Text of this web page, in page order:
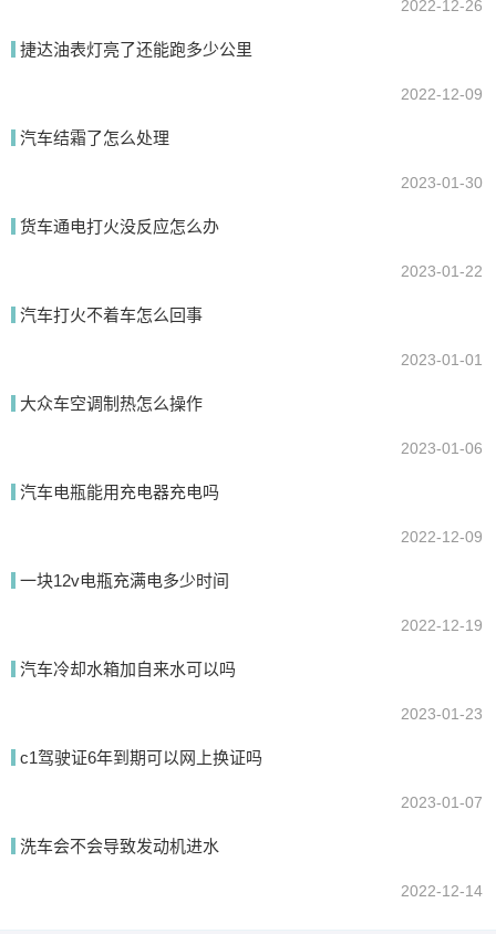
2022-12-26
捷达油表灯亮了还能跑多少公里
2022-12-09
汽车结霜了怎么处理
2023-01-30
货车通电打火没反应怎么办
2023-01-22
汽车打火不着车怎么回事
2023-01-01
大众车空调制热怎么操作
2023-01-06
汽车电瓶能用充电器充电吗
2022-12-09
一块12v电瓶充满电多少时间
2022-12-19
汽车冷却水箱加自来水可以吗
2023-01-23
c1驾驶证6年到期可以网上换证吗
2023-01-07
洗车会不会导致发动机进水
2022-12-14